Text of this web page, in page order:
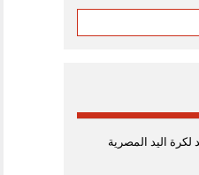
اليد المصرية